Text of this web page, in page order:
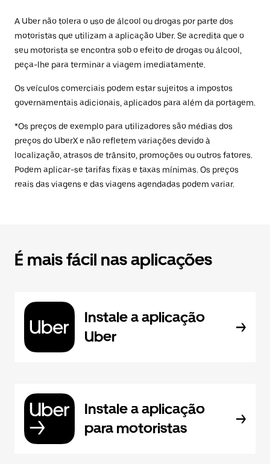
A Uber não tolera o uso de álcool ou drogas por parte dos
motoristas que utilizam a aplicação Uber. Se acredita que o
seu motorista se encontra sob o efeito de drogas ou álcool,
peça-lhe para terminar a viagem imediatamente.
Os veículos comerciais podem estar sujeitos a impostos
governamentais adicionais, aplicados para além da portagem.
*Os preços de exemplo para utilizadores são médias dos
preços do UberX e não refletem variações devido à
localização, atrasos de trânsito, promoções ou outros fatores.
Podem aplicar-se tarifas fixas e taxas mínimas. Os preços
reais das viagens e das viagens agendadas podem variar.
É mais fácil nas aplicações
Instale a aplicação
Uber
Instale a aplicação
para motoristas